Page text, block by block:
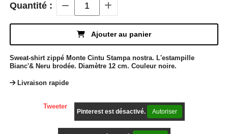
Quantité :
Ajouter au panier
Sweat-shirt zippé Monte Cintu Stampa nostra. L'estampille
Bianc'& Neru brodée. Diamètre 12 cm. Couleur noire.
Livraison rapide
Tweeter
Pinterest est désactivé. Autoriser